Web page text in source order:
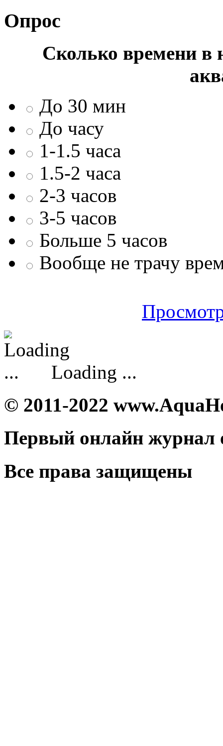
Опрос
Сколько времени в
До 30 мин
До часу
1-1.5 часа
1.5-2 часа
2-3 часов
3-5 часов
Больше 5 часов
Вообще не трачу
Loading ...
© 2011-2022
Первый онлайн журнал
Все права защищены